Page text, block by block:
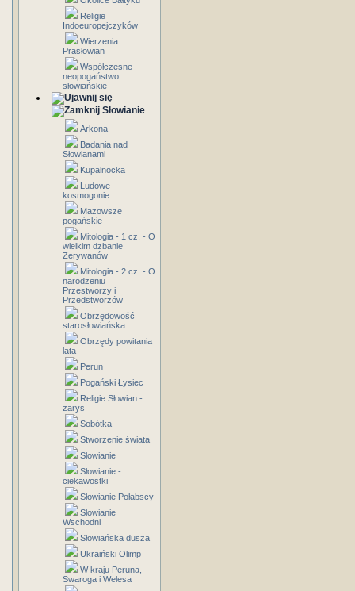
Religie
Indoeuropejczyków
Wierzenia
Prasłowian
Współczesne
neopogaństwo
słowiańskie
Słowianie
Arkona
Badania nad
Słowianami
Kupalnocka
Ludowe
kosmogonie
Mazowsze
pogańskie
Mitologia - 1 cz. - O
wielkim dzbanie
Zerywanów
Mitologia - 2 cz. - O
narodzeniu
Przestworzy i
Przedstworzów
Obrzędowość
starosłowiańska
Obrzędy powitania
lata
Perun
Pogański Łysiec
Religie Słowian -
zarys
Sobótka
Stworzenie świata
Słowianie
Słowianie -
ciekawostki
Słowianie Połabscy
Słowianie
Wschodni
Słowiańska dusza
Ukraiński Olimp
W kraju Peruna,
Swaroga i Welesa